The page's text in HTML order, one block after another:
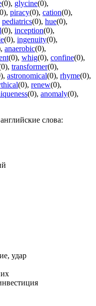
(0), glycine(0),
, piracy(0), cation(0),
pediatrics(0), hue(0),
(0), inception(0),
(0), ingenuity(0),
, anaerobic(0),
(0), whig(0), confine(0),
, transformer(0),
, astronomical(0), rhyme(0),
(0), renew(0),
(0), anomaly(0),
слова:
удар